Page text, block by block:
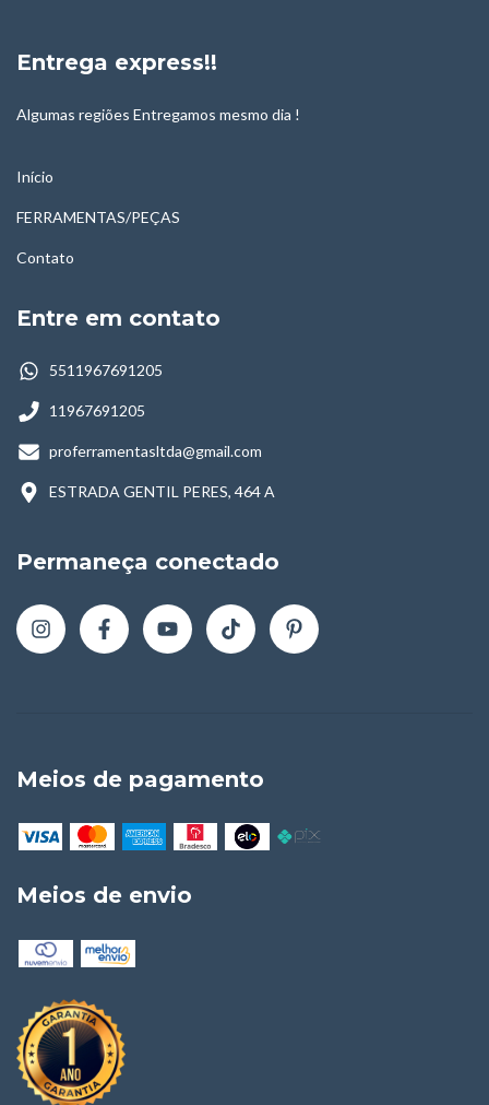
Entrega express!!
Algumas regiões Entregamos mesmo dia !
Início
FERRAMENTAS/PEÇAS
Contato
Entre em contato
5511967691205
11967691205
proferramentasltda@gmail.com
ESTRADA GENTIL PERES, 464 A
Permaneça conectado
Meios de pagamento
Meios de envio